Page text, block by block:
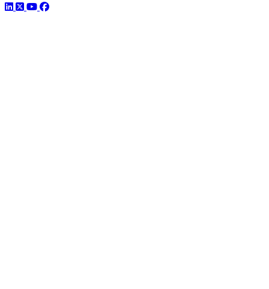
LinkedIn
TwitterYouTube
Facebook